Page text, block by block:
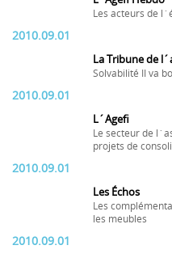
Les acteurs de
2010.09.01
La Tribune de
Solvabilité II va
2010.09.01
L´Agefi
Le secteur de
projets de
2010.09.01
Les Échos
Les
les meubles
2010.09.01